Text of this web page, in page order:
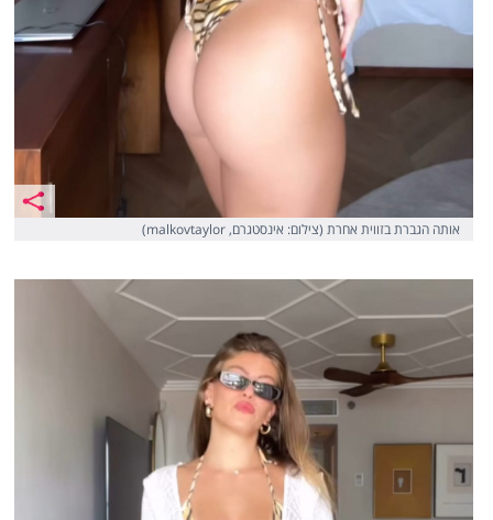
אותה הגברת בזווית אחרת (צילום: אינסטגרם, malkovtaylor)